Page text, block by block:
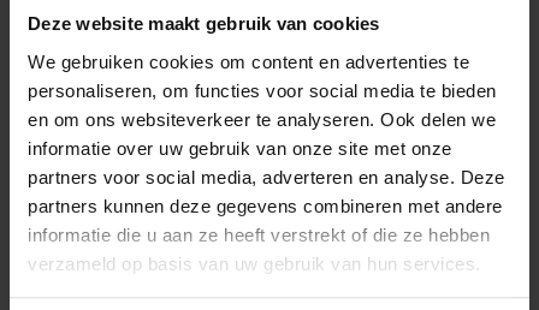
Deze website maakt gebruik van cookies
We gebruiken cookies om content en advertenties te
personaliseren, om functies voor social media te bieden
en om ons websiteverkeer te analyseren. Ook delen we
informatie over uw gebruik van onze site met onze
partners voor social media, adverteren en analyse. Deze
partners kunnen deze gegevens combineren met andere
informatie die u aan ze heeft verstrekt of die ze hebben
verzameld op basis van uw gebruik van hun services.
HULP NODIG
Neem contact op met onze klantenservice als je vragen hebt over de
compatibiliteit met je Weber-barbecue.
Neem contact op met ons